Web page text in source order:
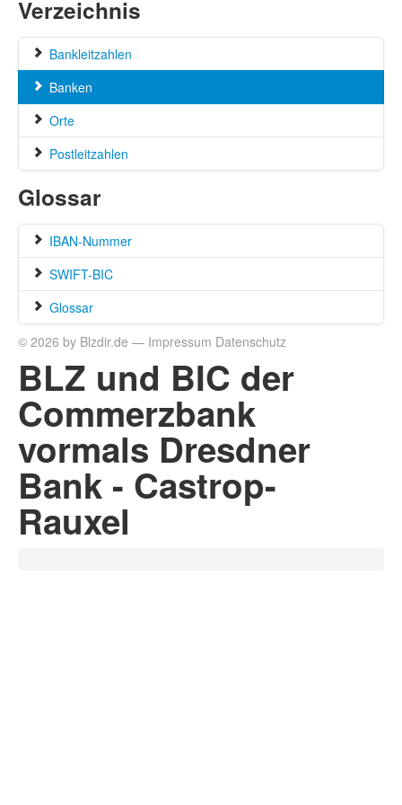
Verzeichnis
Bankleitzahlen
Banken
Orte
Postleitzahlen
Glossar
IBAN-Nummer
SWIFT-BIC
Glossar
© 2026 by Blzdir.de — Impressum Datenschutz
BLZ und BIC der
Commerzbank
vormals Dresdner
Bank - Castrop-
Rauxel